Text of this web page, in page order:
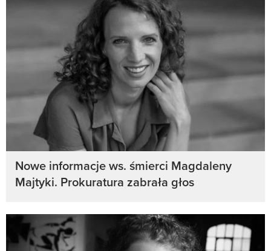
Nowe informacje ws. śmierci Magdaleny
Majtyki. Prokuratura zabrała głos